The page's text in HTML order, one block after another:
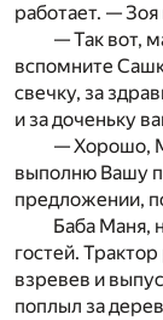
работает. —
— Так вот,
вспомните
свечку, за
и за доченьку
— Хорошо,
выполню Вашу
предложении,
Баба Маня,
гостей.
взревев и
поплыл за